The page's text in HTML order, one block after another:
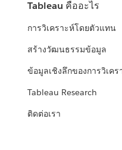
Tableau คืออะไร
การวิเคราะห์โดยตัวแทน
สร้างวัฒนธรรมข้อมูล
ข้อมูลเชิงลึกของการวิเค
Tableau Research
ติดต่อเรา